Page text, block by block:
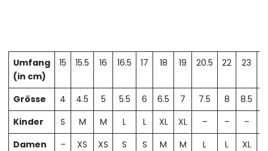
Umfang
(in cm)
15 15.5 16 16.5 17 18 19 20.5 22 23
Grösse 4 4.5 5 5.5 6 6.5 7 7.5 8 8.5
Kinder
S M M L L XL XL – – –
Damen
– XS XS S S M M L L XL